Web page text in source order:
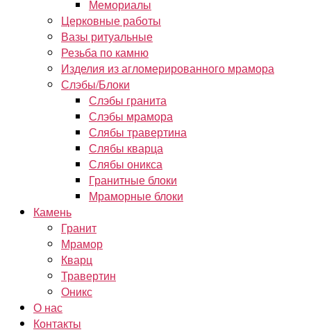
Мемориалы
Церковные работы
Вазы ритуальные
Резьба по камню
Изделия из агломерированного мрамора
Слэбы/Блоки
Слэбы гранита
Слэбы мрамора
Слябы травертина
Слябы кварца
Слябы оникса
Гранитные блоки
Мраморные блоки
Камень
Гранит
Мрамор
Кварц
Травертин
Оникс
О нас
Контакты